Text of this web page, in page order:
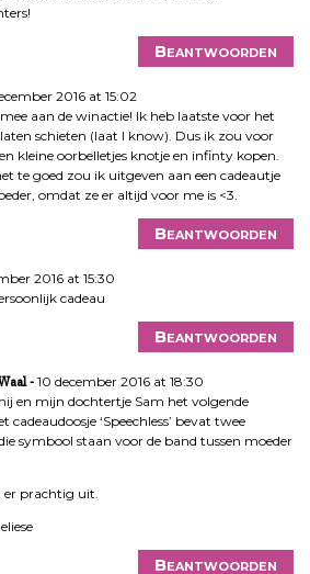
Beantwoorden
2016 at 15:02
aan de winactie! Ik heb laatste voor het
schieten (laat I know). Dus ik zou voor
kleine oorbelletjes knotje en infinty kopen.
te goed zou ik uitgeven aan een cadeautje
omdat ze er altijd voor me is <3.
Beantwoorden
2016 at 15:30
cadeau
Beantwoorden
10 december 2016 at 18:30
en mijn dochtertje Sam het volgende
cadeaudoosje ‘Speechless’ bevat twee
symbool staan voor de band tussen moeder
er prachtig uit.
Beantwoorden